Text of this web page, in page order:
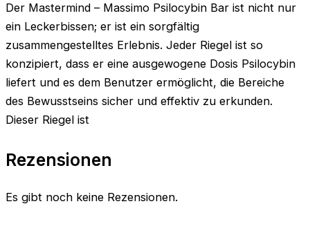
Der Mastermind – Massimo Psilocybin Bar ist nicht nur
ein Leckerbissen; er ist ein sorgfältig
zusammengestelltes Erlebnis. Jeder Riegel ist so
konzipiert, dass er eine ausgewogene Dosis Psilocybin
liefert und es dem Benutzer ermöglicht, die Bereiche
des Bewusstseins sicher und effektiv zu erkunden.
Dieser Riegel ist
Rezensionen
Es gibt noch keine Rezensionen.